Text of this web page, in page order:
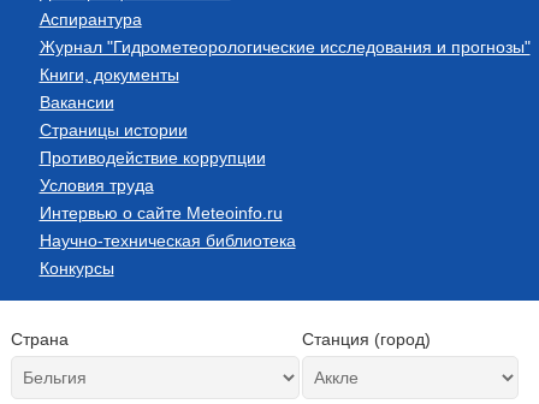
Аспирантура
Журнал "Гидрометеорологические исследования и прогнозы"
Книги, документы
Вакансии
Страницы истории
Противодействие коррупции
Условия труда
Интервью о сайте Meteoinfo.ru
Научно-техническая библиотека
Конкурсы
Страна Станция (город)